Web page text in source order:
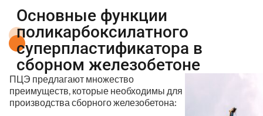
Основные функции
поликарбоксилатного
суперпластификатора в
сборном железобетоне
ПЦЭ предлагают множество
преимуществ, которые необходимы для
производства сборного железобетона: